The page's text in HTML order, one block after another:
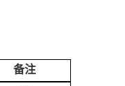
备注